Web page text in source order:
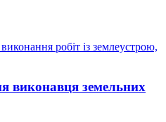
робіт із землеустрою,
виконавця земельних